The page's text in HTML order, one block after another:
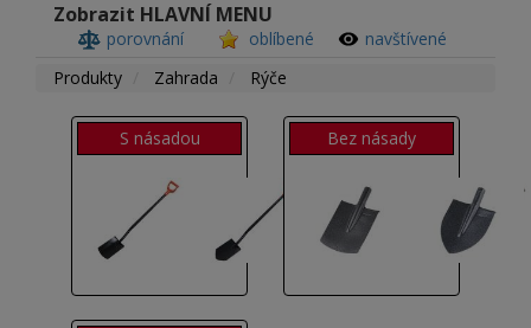
Zobrazit HLAVNÍ MENU
porovnání oblíbené
navštívené
Produkty
Zahrada Rýče
S násadou Bez násady